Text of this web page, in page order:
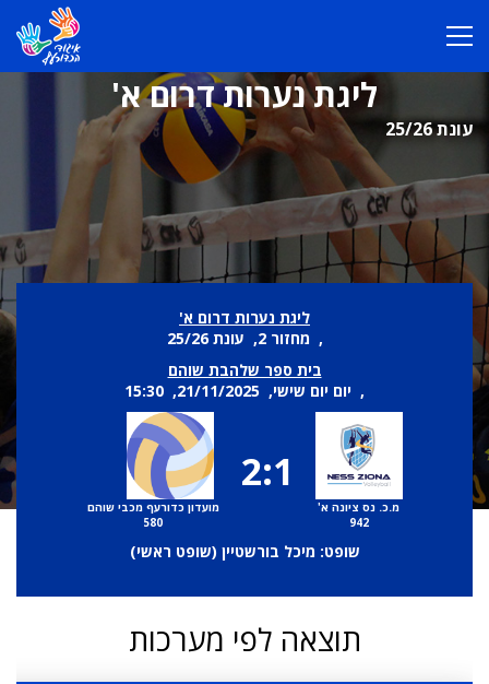
ליגת נערות דרום א'
עונת 25/26
ליגת נערות דרום א'
, מחזור 2, עונת 25/26
בית ספר שלהבת שוהם
, יום יום שישי, 21/11/2025, 15:30
מ.כ. נס ציונה א'
942
2:1
מועדון כדורעף מכבי שוהם
580
שופט: מיכל בורשטיין (שופט ראשי)
תוצאה לפי מערכות